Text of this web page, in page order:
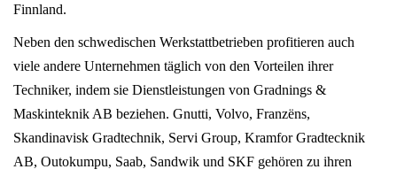
Finnland.
Neben den schwedischen Werkstattbetrieben profitieren auch
viele andere Unternehmen täglich von den Vorteilen ihrer
Techniker, indem sie Dienstleistungen von Gradnings &
Maskinteknik AB beziehen. Gnutti, Volvo, Franzëns,
Skandinavisk Gradtechnik, Servi Group, Kramfor Gradtecknik
AB, Outokumpu, Saab, Sandwik und SKF gehören zu ihren